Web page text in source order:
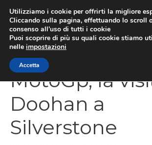
contenuto
MotoGp, la
Doohan a
Silverstone
Utilizziamo i cookie per offrirti la migliore
Cliccando sulla pagina, effettuando lo scroll
consenso all’uso di tutti i cookie
Puoi scoprire di più su quali cookie stiamo
nelle impostazioni
Accetta